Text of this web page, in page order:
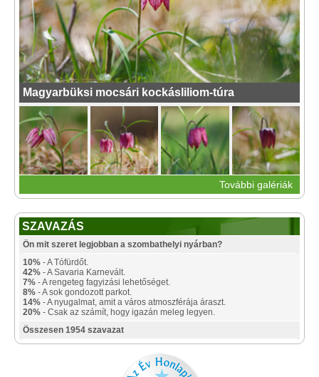
Magyarbüksi mocsári kockásliliom-túra
További galériák
SZAVAZÁS
Ön mit szeret legjobban a szombathelyi nyárban?
10% - A Tófürdőt.
42% - A Savaria Karnevált.
7% - A rengeteg fagyizási lehetőséget.
8% - A sok gondozott parkot.
14% - A nyugalmat, amit a város atmoszférája áraszt.
20% - Csak az számít, hogy igazán meleg legyen.
Összesen 1954 szavazat